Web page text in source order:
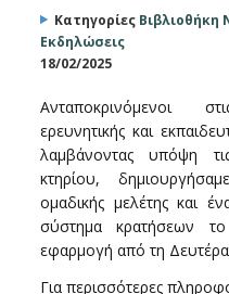
Κατηγορίες Βιβλιοθήκη
Εκδηλώσεις
18/02/2025
Ανταποκρινόμενοι
ερευνητικής και
λαμβάνοντας υπόψη
κτηρίου,
ομαδικής μελέτης και
σύστημα κρατήσεων
εφαρμογή από τη
Για περισσότερες